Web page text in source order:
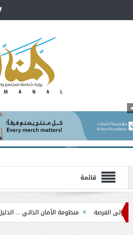
قائمة
منظومة الأمان الذاتي ... الدليل